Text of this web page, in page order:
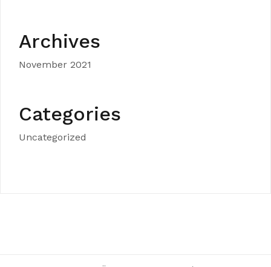
Archives
November 2021
Categories
Uncategorized